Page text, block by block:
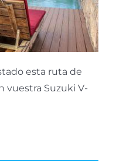
esta ruta de
vuestra Suzuki V-